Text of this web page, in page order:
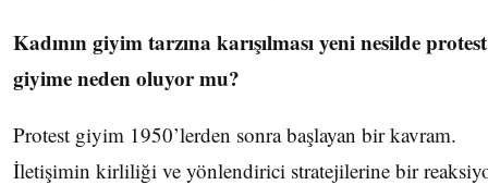
Kadının giyim tarzına karışılması yeni nesilde protest
giyime neden oluyor mu?
Protest giyim 1950’lerden sonra başlayan bir kavram.
İletişimin kirliliği ve yönlendirici stratejilerine bir